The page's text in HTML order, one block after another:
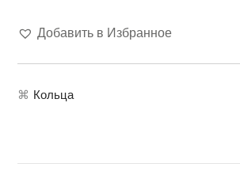
Добавить в Избранное
⌘ Кольца